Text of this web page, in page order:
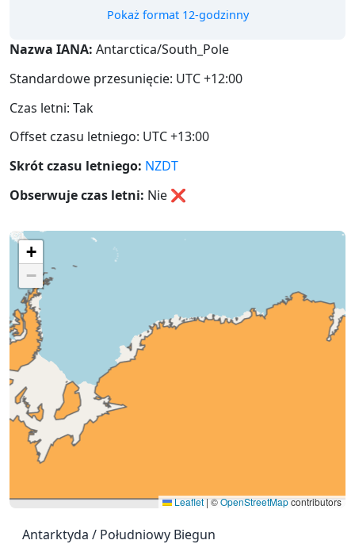
Pokaż format 12-godzinny
Nazwa IANA: Antarctica/South_Pole
Standardowe przesunięcie: UTC +12:00
Czas letni: Tak
Offset czasu letniego: UTC +13:00
Skrót czasu letniego: NZDT
Obserwuje czas letni: Nie ❌
+
−
Leaflet|©OpenStreetMapcontributors
Antarktyda / Południowy Biegun